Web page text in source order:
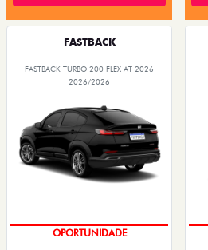
FASTBACK
FASTBACK TURBO 200 FLEX AT 2026
2026/2026
OPORTUNIDADE